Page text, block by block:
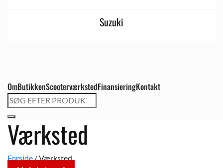
Suzuki
OmButikkenScooterværkstedFinansieringKontakt
Søg
efter:
Værksted
Forside/Værksted